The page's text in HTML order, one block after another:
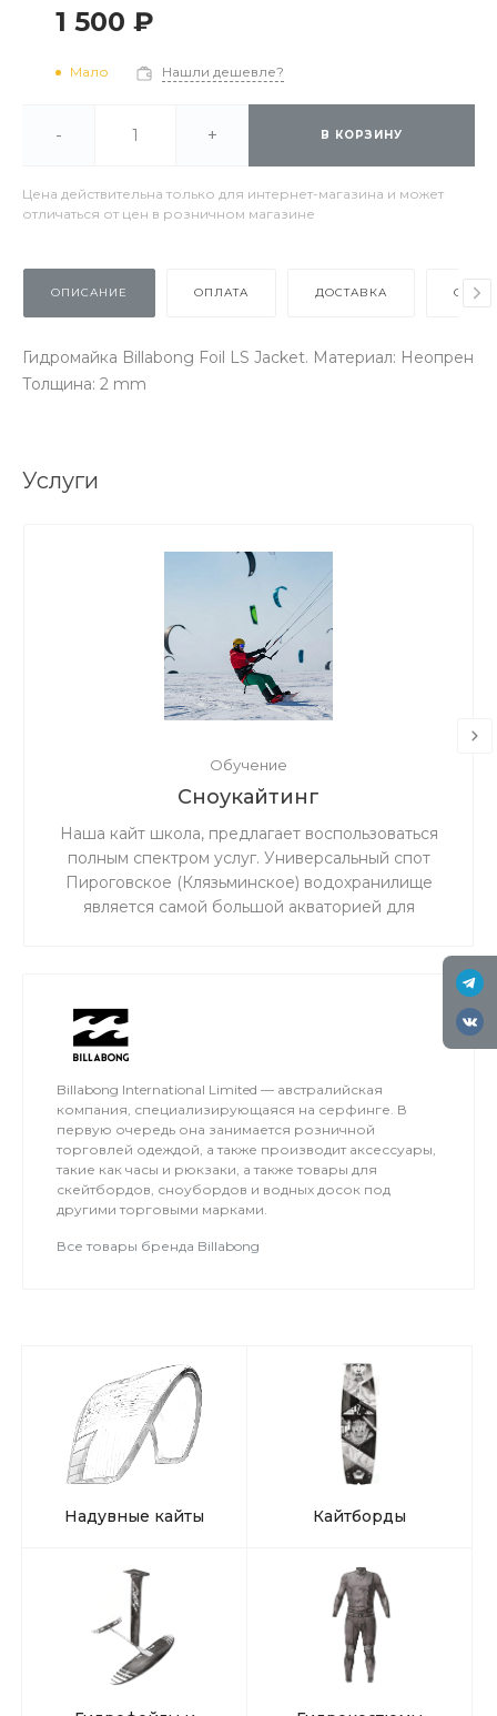
1 500 ₽
Мало Нашли дешевле?
- + В КОРЗИНУ
Цена действительна только для интернет-магазина и может
отличаться от цен в розничном магазине
ОПИСАНИЕ ОПЛАТА ДОСТАВКА
Гидромайка Billabong Foil LS Jacket. Материал: Неопрен
Толщина: 2 mm
Услуги
Обучение
Сноукайтинг
Наша кайт школа, предлагает воспользоваться
полным спектром услуг. Универсальный спот
Пироговское (Клязьминское) водохранилище
является самой большой акваторией для
льду мокро или нет снега, мы занимаемся на
Billabong International Limited — австралийская
компания, специализирующаяся на серфинге. В
первую очередь она занимается розничной
торговлей одеждой, а также производит аксессуары,
такие как часы и рюкзаки, а также товары для
скейтбордов, сноубордов и водных досок под
другими торговыми марками.
Все товары бренда Billabong
Надувные кайты Кайтборды